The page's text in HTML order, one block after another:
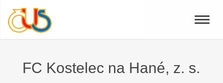
Toggle
FC Kostelec na Hané, z. s.